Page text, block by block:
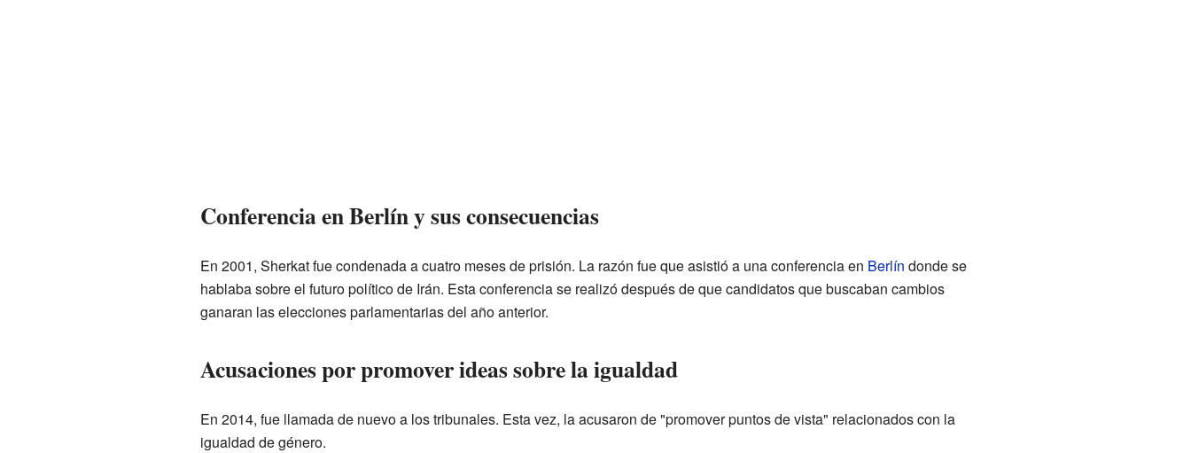
Conferencia en Berlín y sus consecuencias
En 2001, Sherkat fue condenada a cuatro meses de prisión. La razón fue que asistió a una conferencia en Berlín donde se
hablaba sobre el futuro político de Irán. Esta conferencia se realizó después de que candidatos que buscaban cambios
ganaran las elecciones parlamentarias del año anterior.
Acusaciones por promover ideas sobre la igualdad
En 2014, fue llamada de nuevo a los tribunales. Esta vez, la acusaron de "promover puntos de vista" relacionados con la
igualdad de género.